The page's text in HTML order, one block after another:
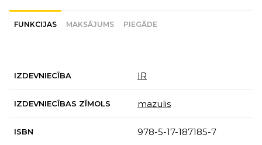
FUNKCIJAS MAKSĀJUMS PIEGĀDE
IZDEVNIECĪBA IR
IZDEVNIECĪBAS ZĪMOLS mazulis
ISBN 978-5-17-187185-7